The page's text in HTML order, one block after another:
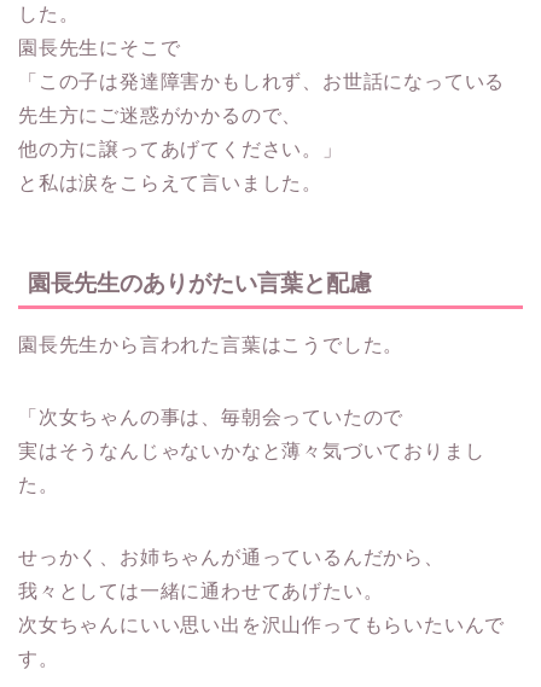
した。
園長先生にそこで
「この子は発達障害かもしれず、お世話になっている
先生方にご迷惑がかかるので、
他の方に譲ってあげてください。」
と私は涙をこらえて言いました。
園長先生のありがたい言葉と配慮
園長先生から言われた言葉はこうでした。
「次女ちゃんの事は、毎朝会っていたので
実はそうなんじゃないかなと薄々気づいておりまし
た。
せっかく、お姉ちゃんが通っているんだから、
我々としては一緒に通わせてあげたい。
次女ちゃんにいい思い出を沢山作ってもらいたいんで
す。